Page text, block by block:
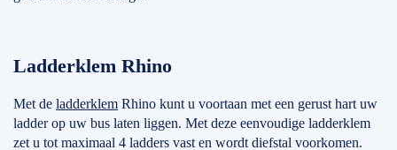
Ladderklem Rhino
Met de ladderklem Rhino kunt u voortaan met een gerust hart uw
ladder op uw bus laten liggen. Met deze eenvoudige ladderklem
zet u tot maximaal 4 ladders vast en wordt diefstal voorkomen.